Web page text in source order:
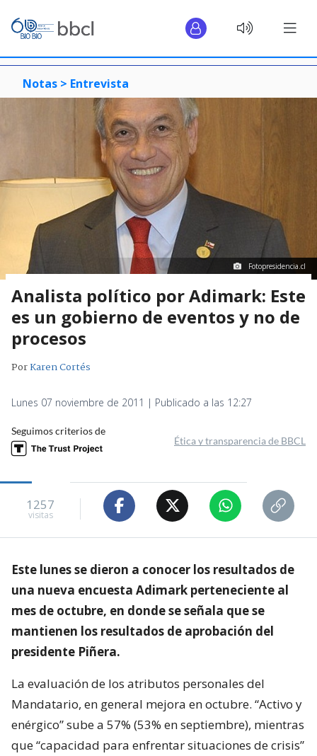
Notas > Entrevista
Fotopresidencia.cl
Analista político por Adimark: Este
es un gobierno de eventos y no de
procesos
PorKaren Cortés
Lunes 07 noviembre de 2011 | Publicado a las 12:27
Seguimos criterios de
Ética y transparencia de BBCL
1257
visitas
Este lunes se dieron a conocer los resultados de
una nueva encuesta Adimark perteneciente al
mes de octubre, en donde se señala que se
mantienen los resultados de aprobación del
presidente Piñera.
La evaluación de los atributos personales del
Mandatario, en general mejora en octubre. “Activo y
enérgico” sube a 57% (53% en septiembre), mientras
que “capacidad para enfrentar situaciones de crisis”